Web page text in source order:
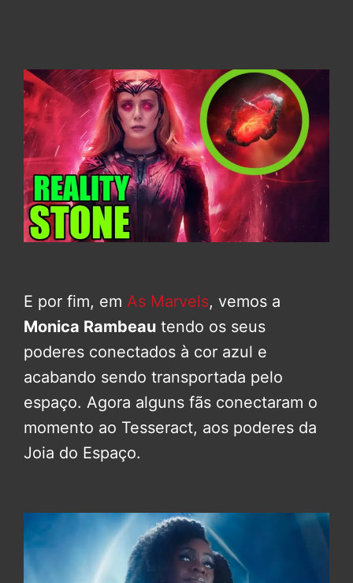
E por fim, em As Marvels, vemos a
Monica Rambeau tendo os seus
poderes conectados à cor azul e
acabando sendo transportada pelo
espaço. Agora alguns fãs conectaram o
momento ao Tesseract, aos poderes da
Joia do Espaço.